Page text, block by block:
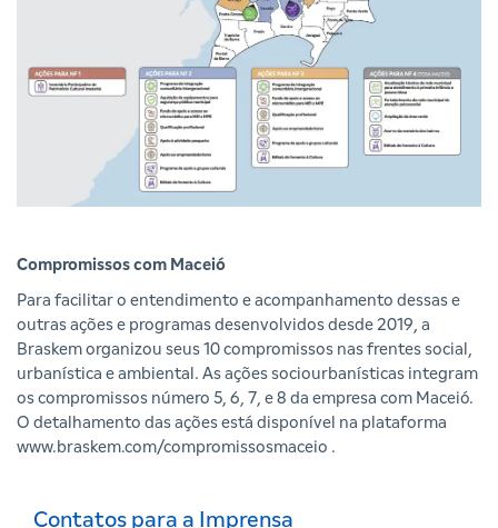
Compromissos com Maceió
Para facilitar o entendimento e acompanhamento dessas e
outras ações e programas desenvolvidos desde 2019, a
Braskem organizou seus 10 compromissos nas frentes social,
urbanística e ambiental. As ações sociourbanísticas integram
os compromissos número 5, 6, 7, e 8 da empresa com Maceió.
O detalhamento das ações está disponível na plataforma
www.braskem.com/compromissosmaceio .
Contatos para a Imprensa